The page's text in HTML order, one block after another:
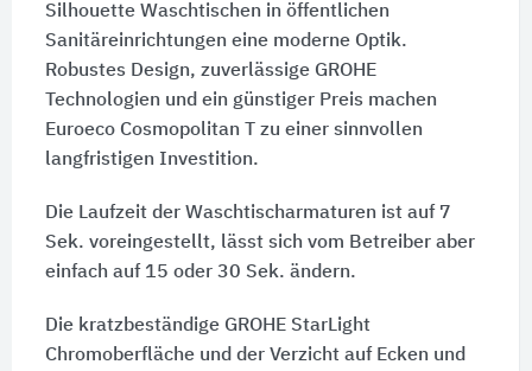
Silhouette Waschtischen in öffentlichen
Sanitäreinrichtungen eine moderne Optik.
Robustes Design, zuverlässige GROHE
Technologien und ein günstiger Preis machen
Euroeco Cosmopolitan T zu einer sinnvollen
langfristigen Investition.
Die Laufzeit der Waschtischarmaturen ist auf 7
Sek. voreingestellt, lässt sich vom Betreiber aber
einfach auf 15 oder 30 Sek. ändern.
Die kratzbeständige GROHE StarLight
Chromoberfläche und der Verzicht auf Ecken und